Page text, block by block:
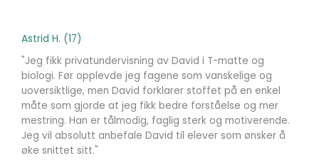
Astrid H. (17)
"Jeg fikk privatundervisning av David i T-matte og
biologi. Før opplevde jeg fagene som vanskelige og
uoversiktlige, men David forklarer stoffet på en enkel
måte som gjorde at jeg fikk bedre forståelse og mer
mestring. Han er tålmodig, faglig sterk og motiverende.
Jeg vil absolutt anbefale David til elever som ønsker å
øke snittet sitt."